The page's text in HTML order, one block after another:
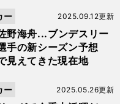
野海舟...ブンデスリー
手の新シーズン予想
見えてきた現在地
2025.09.12更新
ー
2025.05.26更新
ー